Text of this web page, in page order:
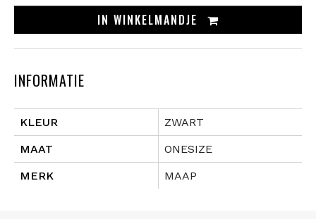
IN WINKELMANDJE
INFORMATIE
KLEUR
ZWART
MAAT
ONESIZE
MERK
MAAP